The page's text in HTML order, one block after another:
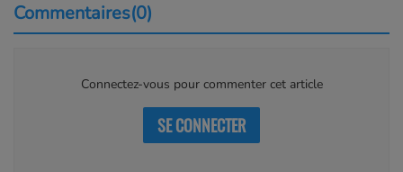
Commentaires(0)
Connectez-vous pour commenter cet article
SE CONNECTER